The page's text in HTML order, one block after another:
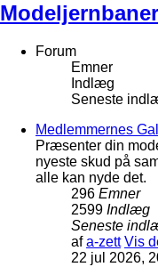
Modeljernbaner
Forum
Emner
Indlæg
Seneste
Medlemmernes
Præsenter din
nyeste skud på
alle kan nyde det.
296 Emner
2599 Indlæg
Seneste
afa-zett Vis
22 jul 2026,